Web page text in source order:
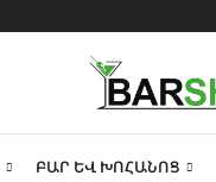
ԲԱՐ ԵՎ ԽՈՀԱՆՈՑ